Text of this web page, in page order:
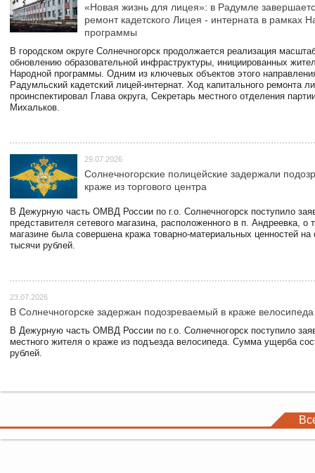
«Новая жизнь для лицея»: в Радумле
ремонт кадетского Лицея - интерната в рамках
программы
В городском округе Солнечногорск продолжается реализация
обновлению образовательной инфраструктуры, инициированных
Народной программы. Одним из ключевых объектов этого
Радумльский кадетский лицей-интернат. Ход капитального ремонта
проинспектировал Глава округа, Секретарь местного отделения
Михальков.
29.07.2026
Солнечногорские полицейские задержали
краже из торгового центра
В Дежурную часть ОМВД России по г.о. Солнечногорск поступило
представителя сетевого магазина, расположенного в п. Андреевка, о
магазине была совершена кража товарно-материальных ценностей
тысячи рублей.
23.07.2026
В Солнечногорске задержан подозреваемый в краже велосипеда
В Дежурную часть ОМВД России по г.о. Солнечногорск поступило
местного жителя о краже из подъезда велосипеда. Сумма ущерба
рублей.